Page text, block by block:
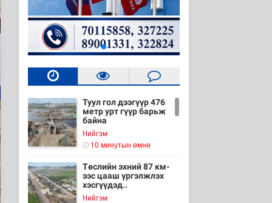
Туул гол дээгүүр 476
метр урт гүүр барьж
байна
Нийгэм
10 минутын өмнө
Төслийн эхний 87 км-
ээс цааш үргэлжлэх
хэсгүүдэд..
Нийгэм